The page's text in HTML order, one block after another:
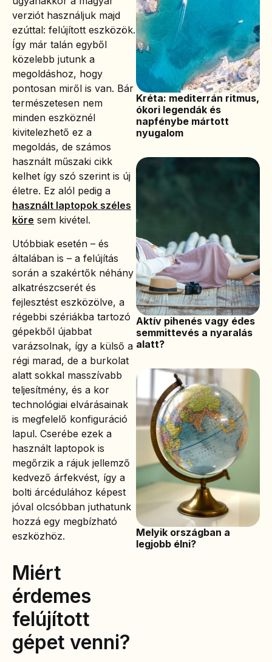
verziót használjuk majd
ezúttal: felújított eszközök.
Így már talán egyből
közelebb jutunk a
megoldáshoz, hogy
pontosan miről is van. Bár
természetesen nem
minden eszköznél
kivitelezhető ez a
megoldás, de számos
használt műszaki cikk
kelhet így szó szerint is új
életre. Ez alól pedig a
használt laptopok széles
köre sem kivétel.
Utóbbiak esetén – és
általában is – a felújítás
során a szakértők néhány
alkatrészcserét és
fejlesztést eszközölve, a
régebbi szériákba tartozó
gépekből újabbat
varázsolnak, így a külső a
régi marad, de a burkolat
alatt sokkal masszívabb
teljesítmény, és a kor
technológiai elvárásainak
is megfelelő konfiguráció
lapul. Cserébe ezek a
használt laptopok is
megőrzik a rájuk jellemző
kedvező árfekvést, így a
bolti árcédulához képest
jóval olcsóbban juthatunk
hozzá egy megbízható
eszközhöz.
Miért
érdemes
felújított
gépet venni?
Kréta: mediterrán ritmus,
ókori legendák és
napfénybe mártott
nyugalom
Aktív pihenés vagy édes
semmittevés a nyaralás
alatt?
Melyik országban a
legjobb élni?